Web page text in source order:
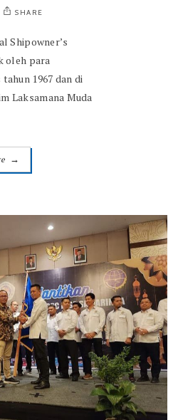
SHARE
Shipowner’s
oleh para
1967 dan di
Laksamana Muda
→